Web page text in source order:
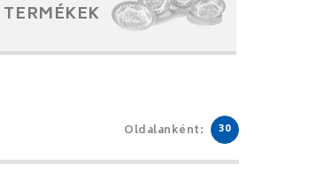
TERMÉKEK
Oldalanként: 30